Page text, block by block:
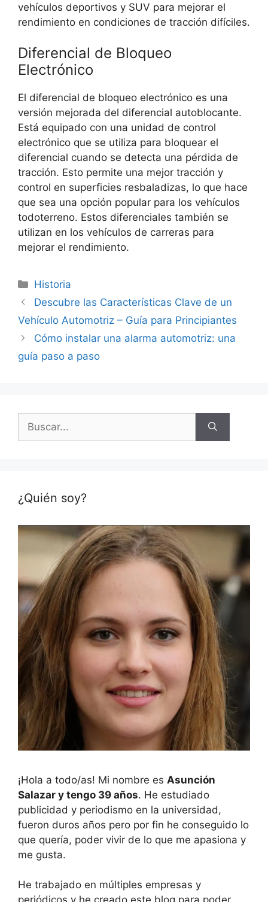
vehículos deportivos y SUV para mejorar el
rendimiento en condiciones de tracción difíciles.
Diferencial de Bloqueo
Electrónico
El diferencial de bloqueo electrónico es una
versión mejorada del diferencial autoblocante.
Está equipado con una unidad de control
electrónico que se utiliza para bloquear el
diferencial cuando se detecta una pérdida de
tracción. Esto permite una mejor tracción y
control en superficies resbaladizas, lo que hace
que sea una opción popular para los vehículos
todoterreno. Estos diferenciales también se
utilizan en los vehículos de carreras para
mejorar el rendimiento.
Categorías
Historia
Descubre las Características Clave de un
Vehículo Automotriz – Guía para Principiantes
Cómo instalar una alarma automotriz: una
guía paso a paso
Buscar:
¿Quién soy?
¡Hola a todo/as! Mi nombre es Asunción
Salazar y tengo 39 años. He estudiado
publicidad y periodismo en la universidad,
fueron duros años pero por fin he conseguido lo
que quería, poder vivir de lo que me apasiona y
me gusta.
He trabajado en múltiples empresas y